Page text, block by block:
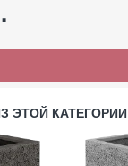
ЭТОЙ КАТЕГОРИИ